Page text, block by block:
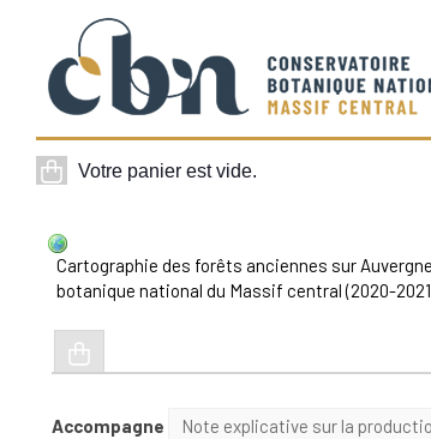
Cartographie des forêts anciennes sur
botanique national du Massif central (2020-
Accompagne Note explicative sur la